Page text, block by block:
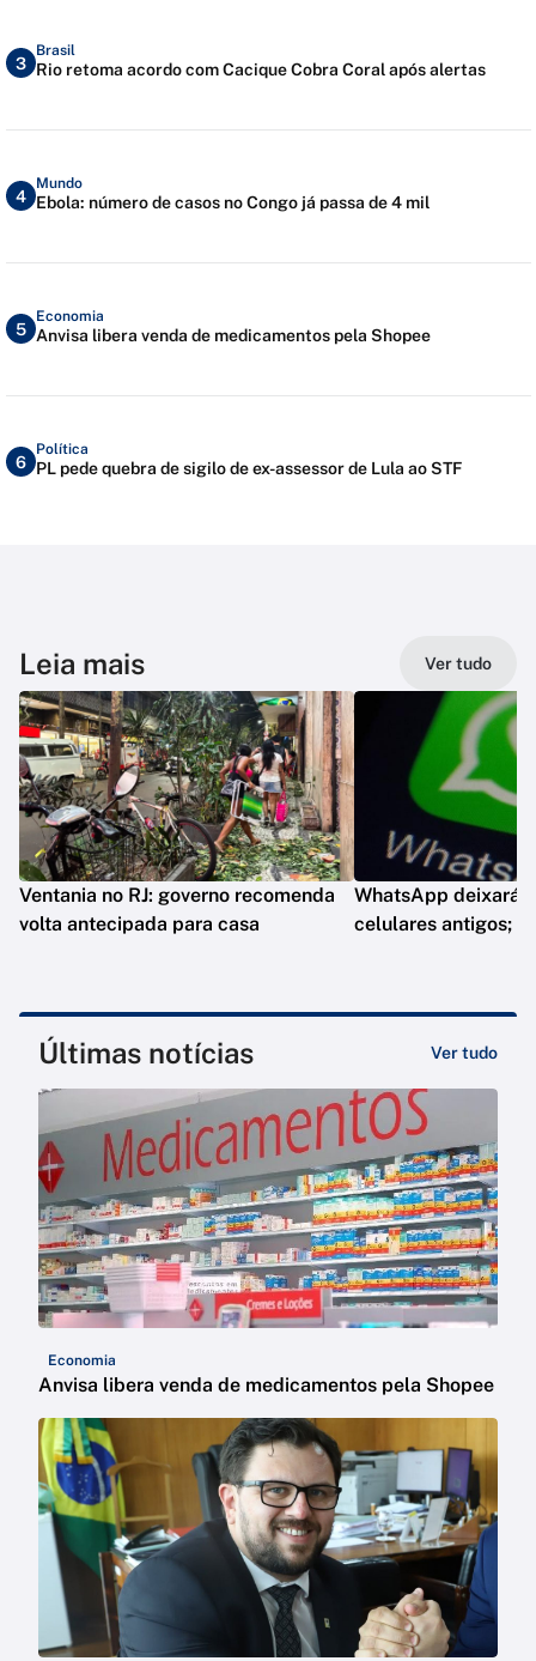
3
Brasil
Rio retoma acordo com Cacique Cobra Coral após alertas
4
Mundo
Ebola: número de casos no Congo já passa de 4 mil
5
Economia
Anvisa libera venda de medicamentos pela Shopee
6
Política
PL pede quebra de sigilo de ex-assessor de Lula ao STF
Leia mais Ver tudo
Ventania no RJ: governo recomenda
volta antecipada para casa
WhatsApp deixará
celulares antigos;
Últimas notícias Ver tudo
Economia
Anvisa libera venda de medicamentos pela Shopee